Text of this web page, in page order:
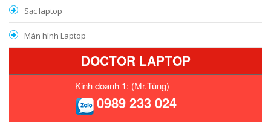
Sạc laptop
Màn hình Laptop
DOCTOR LAPTOP
Kinh doanh 1: (Mr.Tùng)
0989 233 024